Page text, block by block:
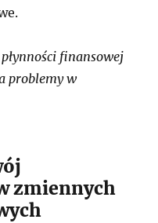
finansowej
problemy w
zmiennych